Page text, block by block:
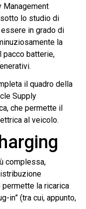
Management
lo studio di
in grado di
la
pacco batterie,
il quadro della
Supply
che permette il
al veicolo.
complessa,
permette la ricarica
in” (tra cui, appunto,